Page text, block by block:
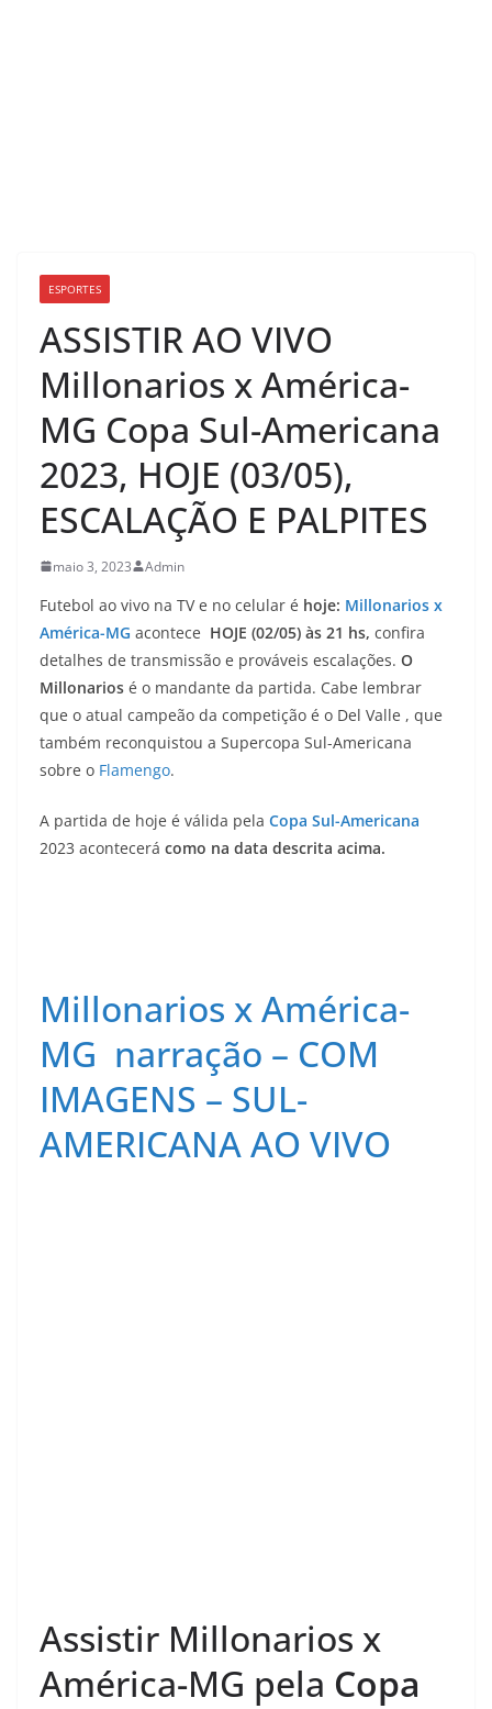
ESPORTES
ASSISTIR AO VIVO
Millonarios x América-
MG Copa Sul-Americana
2023, HOJE (03/05),
ESCALAÇÃO E PALPITES
maio 3, 2023 Admin
Futebol ao vivo na TV e no celular é hoje: Millonarios x
América-MG acontece HOJE (02/05) às 21 hs, confira
detalhes de transmissão e prováveis escalações. O
Millonarios é o mandante da partida. Cabe lembrar
que o atual campeão da competição é o Del Valle , que
também reconquistou a Supercopa Sul-Americana
sobre o Flamengo.
A partida de hoje é válida pela Copa Sul-Americana
2023 acontecerá como na data descrita acima.
Millonarios x América-
MG narração – COM
IMAGENS – SUL-
AMERICANA AO VIVO
Assistir Millonarios x
América-MG pela Copa